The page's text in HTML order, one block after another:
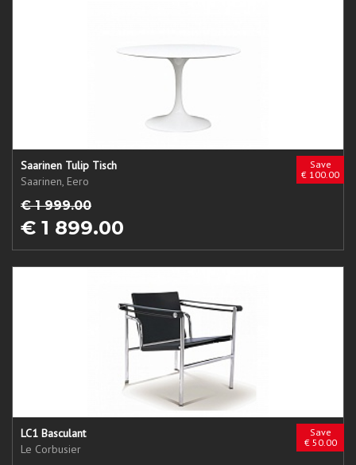
Save
€ 100.00
Saarinen Tulip Tisch
Saarinen, Eero
€ 1 999.00
€ 1 899.00
Save
€ 50.00
LC1 Basculant
Le Corbusier